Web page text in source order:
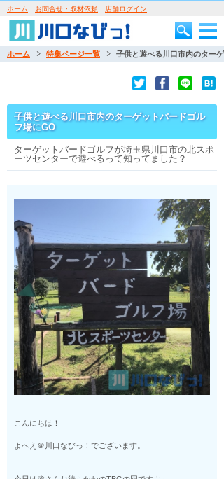
ホーム お問合せ・取材依頼 店舗ログイン
ホーム 特集ページ一覧 子供と遊べる川口市内のター
子供と遊べる川口市内のターゲットバードゴル
フ場にGO
ターゲットバードゴルフが埼玉県川口市の北スポ
ーツセンターで遊べるって知ってました？
こんにちは！
よへえ＠川口なびっ！でございます。